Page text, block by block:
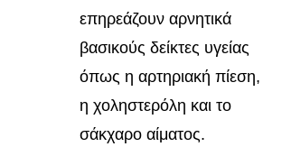
επηρεάζουν αρνητικά
βασικούς δείκτες υγείας
όπως η αρτηριακή πίεση,
η χοληστερόλη και το
σάκχαρο αίματος.